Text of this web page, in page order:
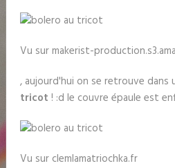
Vu sur makerist-
, aujourd'hui on se retrouve
tricot ! :d le couvre épaule est
Vu sur clemlamatriochka.fr